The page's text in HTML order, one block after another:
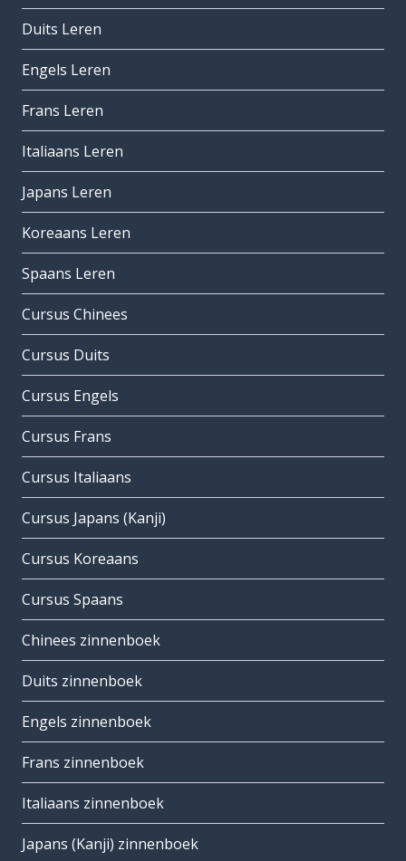
Duits Leren
Engels Leren
Frans Leren
Italiaans Leren
Japans Leren
Koreaans Leren
Spaans Leren
Cursus Chinees
Cursus Duits
Cursus Engels
Cursus Frans
Cursus Italiaans
Cursus Japans (Kanji)
Cursus Koreaans
Cursus Spaans
Chinees zinnenboek
Duits zinnenboek
Engels zinnenboek
Frans zinnenboek
Italiaans zinnenboek
Japans (Kanji) zinnenboek